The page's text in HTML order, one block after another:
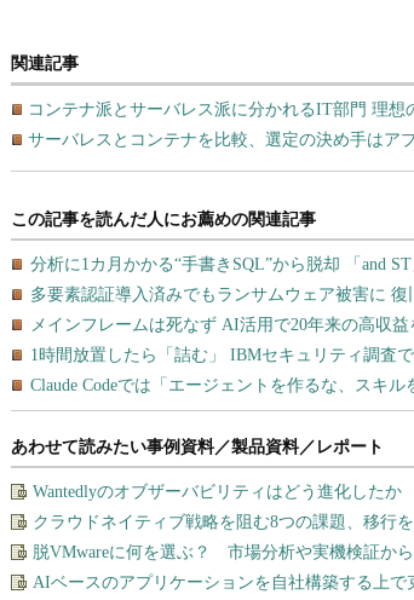
関連記事
コンテナ派とサーバレス派に分かれるIT部門 理想
サーバレスとコンテナを比較、選定の決め手はア
あわせて読みたい事例資料／製品資料／レポート
Wantedlyのオブザーバビリティはどう進化した
クラウドネイティブ戦略を阻む8つの課題、移行
脱VMwareに何を選ぶ？ 市場分析や実機検証か
AIベースのアプリケーションを自社構築する上で